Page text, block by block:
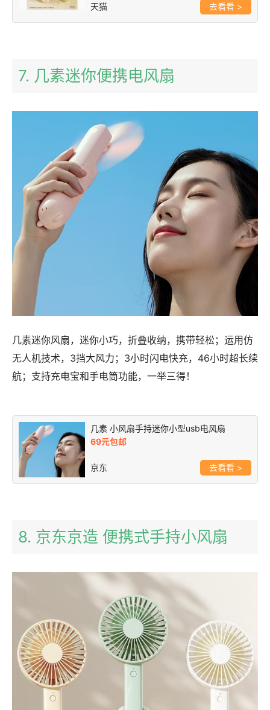
天猫
>
7. 几素迷你便携电风扇
几素迷你风扇，迷你小巧，折叠收纳，携带轻松；运用仿
无人机技术，3挡大风力；3小时闪电快充，46小时超长续
航；支持充电宝和手电筒功能，一举三得！
几素 小风扇手持迷你小型usb电风扇
69元包邮
京东 >
8. 京东京造 便携式手持小风扇